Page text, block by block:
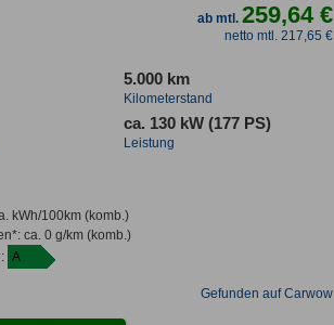
ab mtl.259,64 €
netto mtl. 217,65 €
5.000 km
Kilometerstand
ca. 130 kW (177 PS)
Leistung
kWh/100km(komb.)
: ca. 0 g/km(komb.)
A
Gefunden auf Carwow